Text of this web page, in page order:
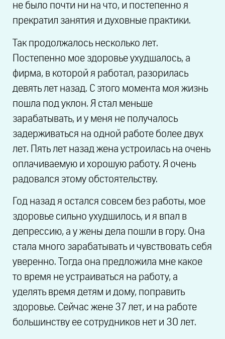
не было почти ни на что, и постепенно я
прекратил занятия и духовные практики.
Так продолжалось несколько лет.
Постепенно мое здоровье ухудшалось, а
фирма, в которой я работал, разорилась
девять лет назад. С этого момента моя жизнь
пошла под уклон. Я стал меньше
зарабатывать, и у меня не получалось
задерживаться на одной работе более двух
лет. Пять лет назад жена устроилась на очень
оплачиваемую и хорошую работу. Я очень
радовался этому обстоятельству.
Год назад я остался совсем без работы, мое
здоровье сильно ухудшилось, и я впал в
депрессию, а у жены дела пошли в гору. Она
стала много зарабатывать и чувствовать себя
уверенно. Тогда она предложила мне какое
то время не устраиваться на работу, а
уделять время детям и дому, поправить
здоровье. Сейчас жене 37 лет, и на работе
большинству ее сотрудников нет и 30 лет.